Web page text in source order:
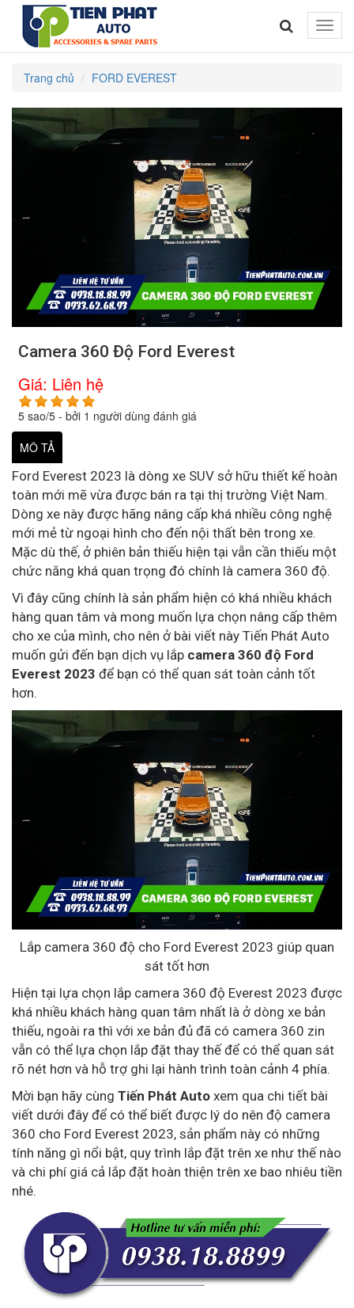
Toggle
Trang chủ FORD EVEREST
Camera 360 Độ Ford Everest
Giá: Liên hệ
5 sao/5 - bởi 1 người dùng đánh giá
MÔ TẢ
Ford Everest 2023 là dòng xe SUV sở hữu thiết kế hoàn
toàn mới mẽ vừa được bán ra tại thị trường Việt Nam.
Dòng xe này được hãng nâng cấp khá nhiều công nghệ
mới mẻ từ ngoại hình cho đến nội thất bên trong xe.
Mặc dù thế, ở phiên bản thiếu hiện tại vẫn cần thiếu một
chức năng khá quan trọng đó chính là camera 360 độ.
Vì đây cũng chính là sản phẩm hiện có khá nhiều khách
hàng quan tâm và mong muốn lựa chọn nâng cấp thêm
cho xe của mình, cho nên ở bài viết này Tiến Phát Auto
muốn gửi đến bạn dịch vụ lắp camera 360 độ Ford
Everest 2023 để bạn có thể quan sát toàn cảnh tốt
hơn.
Lắp camera 360 độ cho Ford Everest 2023 giúp quan
sát tốt hơn
Hiện tại lựa chọn lắp camera 360 độ Everest 2023 được
khá nhiều khách hàng quan tâm nhất là ở dòng xe bản
thiếu, ngoài ra thì với xe bản đủ đã có camera 360 zin
vẫn có thể lựa chọn lắp đặt thay thế để có thể quan sát
rõ nét hơn và hỗ trợ ghi lại hành trình toàn cảnh 4 phía.
Mời bạn hãy cùng Tiến Phát Auto xem qua chi tiết bài
viết dưới đây để có thể biết được lý do nên độ camera
360 cho Ford Everest 2023, sản phẩm này có những
tính năng gì nổi bật, quy trình lắp đặt trên xe như thế nào
và chi phí giá cả lắp đặt hoàn thiện trên xe bao nhiêu tiền
nhé.